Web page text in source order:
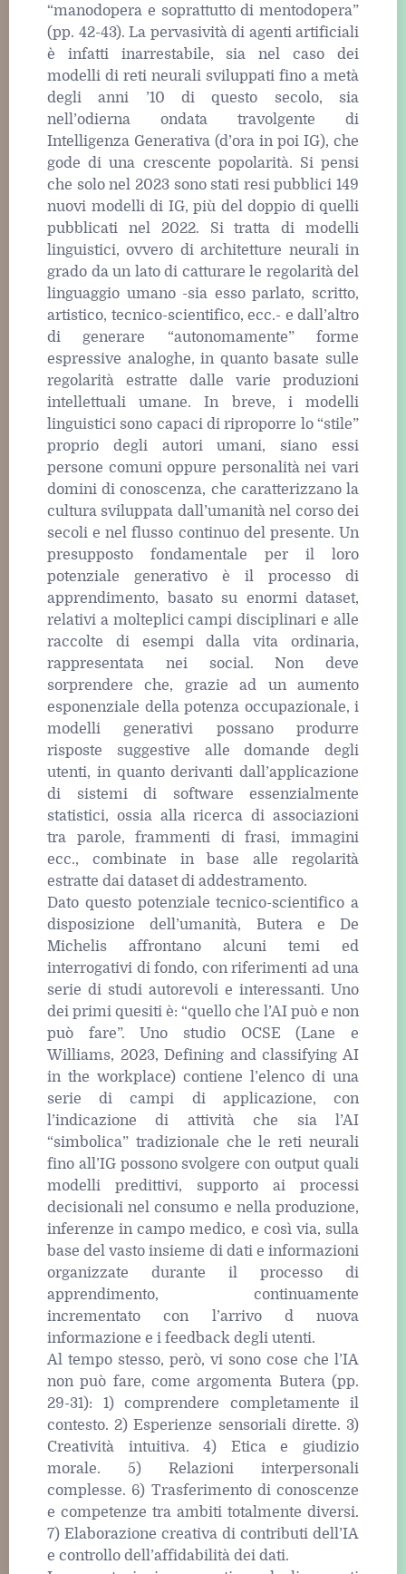
“manodopera e soprattutto di mentodopera”
(pp. 42-43). La pervasività di agenti artificiali
è infatti inarrestabile, sia nel caso dei
modelli di reti neurali sviluppati fino a metà
degli anni ’10 di questo secolo, sia
nell’odierna ondata travolgente di
Intelligenza Generativa (d’ora in poi IG), che
gode di una crescente popolarità. Si pensi
che solo nel 2023 sono stati resi pubblici 149
nuovi modelli di IG, più del doppio di quelli
pubblicati nel 2022. Si tratta di modelli
linguistici, ovvero di architetture neurali in
grado da un lato di catturare le regolarità del
linguaggio umano -sia esso parlato, scritto,
artistico, tecnico-scientifico, ecc.- e dall’altro
di generare “autonomamente” forme
espressive analoghe, in quanto basate sulle
regolarità estratte dalle varie produzioni
intellettuali umane. In breve, i modelli
linguistici sono capaci di riproporre lo “stile”
proprio degli autori umani, siano essi
persone comuni oppure personalità nei vari
domini di conoscenza, che caratterizzano la
cultura sviluppata dall’umanità nel corso dei
secoli e nel flusso continuo del presente. Un
presupposto fondamentale per il loro
potenziale generativo è il processo di
apprendimento, basato su enormi dataset,
relativi a molteplici campi disciplinari e alle
raccolte di esempi dalla vita ordinaria,
rappresentata nei social. Non deve
sorprendere che, grazie ad un aumento
esponenziale della potenza occupazionale, i
modelli generativi possano produrre
risposte suggestive alle domande degli
utenti, in quanto derivanti dall’applicazione
di sistemi di software essenzialmente
statistici, ossia alla ricerca di associazioni
tra parole, frammenti di frasi, immagini
ecc., combinate in base alle regolarità
estratte dai dataset di addestramento.
Dato questo potenziale tecnico-scientifico a
disposizione dell’umanità, Butera e De
Michelis affrontano alcuni temi ed
interrogativi di fondo, con riferimenti ad una
serie di studi autorevoli e interessanti. Uno
dei primi quesiti è: “quello che l’AI può e non
può fare”. Uno studio OCSE (Lane e
Williams, 2023, Defining and classifying AI
in the workplace) contiene l’elenco di una
serie di campi di applicazione, con
l’indicazione di attività che sia l’AI
“simbolica” tradizionale che le reti neurali
fino all’IG possono svolgere con output quali
modelli predittivi, supporto ai processi
decisionali nel consumo e nella produzione,
inferenze in campo medico, e così via, sulla
base del vasto insieme di dati e informazioni
organizzate durante il processo di
apprendimento, continuamente
incrementato con l’arrivo d nuova
informazione e i feedback degli utenti.
Al tempo stesso, però, vi sono cose che l’IA
non può fare, come argomenta Butera (pp.
29-31): 1) comprendere completamente il
contesto. 2) Esperienze sensoriali dirette. 3)
Creatività intuitiva. 4) Etica e giudizio
morale. 5) Relazioni interpersonali
complesse. 6) Trasferimento di conoscenze
e competenze tra ambiti totalmente diversi.
7) Elaborazione creativa di contributi dell’IA
e controllo dell’affidabilità dei dati.